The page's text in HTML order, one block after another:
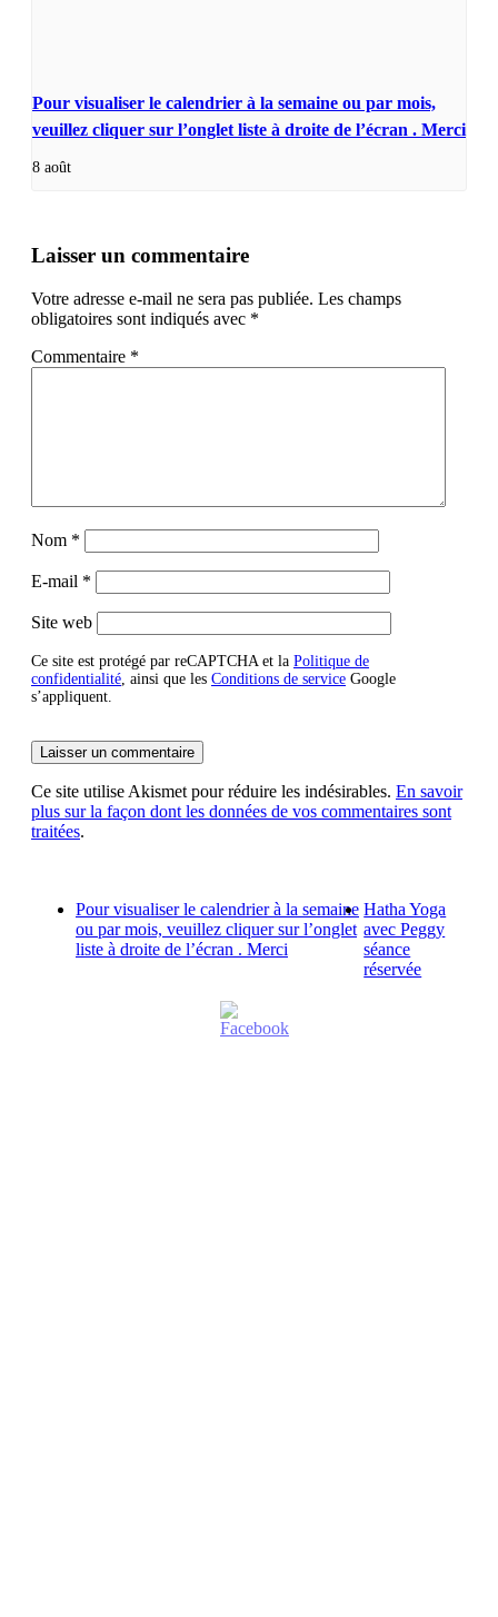
Pour visualiser le calendrier à la semaine ou par mois,
veuillez cliquer sur l’onglet liste à droite de l’écran . Merci
8 août
Laisser un commentaire
Votre adresse e-mail ne sera pas publiée. Les champs
obligatoires sont indiqués avec *
Commentaire *
Nom *
E-mail *
Site web
Ce site est protégé par reCAPTCHA et la Politique de
confidentialité , ainsi que les Conditions de service Google
s’appliquent.
Ce site utilise Akismet pour réduire les indésirables. En savoir
plus sur la façon dont les données de vos commentaires sont
traitées.
Pour visualiser le calendrier à la semaine
ou par mois, veuillez cliquer sur l’onglet
liste à droite de l’écran . Merci
Hatha Yoga
avec Peggy
séance
réservée